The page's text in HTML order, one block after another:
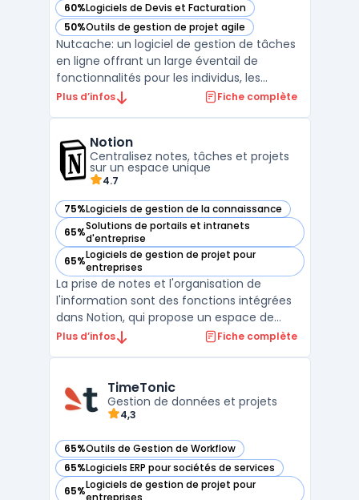
60%Logiciels de Devis et Facturation
— voir Nutcache dans cette catégorie
50%Outils de gestion de projet agile
— voir Nutcache dans cette catégorie
Nutcache: un logiciel de gestion de tâches
en ligne offrant un large éventail de
fonctionnalités pour les individus, les
équipes et les entreprises de toutes tailles.
pour la gestion des projets, la collaboration,
la ...
Plus d’infos Fiche complète
Notion
Centralisez notes, tâches et projets
sur un espace unique
4.7
75%Logiciels de gestion de la connaissance
— voir Notion dans cette catégorie
65%Solutions de portails et intranets
d'entreprise
— voir Notion dans cette catégorie
65%Logiciels de gestion de projet pour
entreprises
— voir Notion dans cette catégorie
La prise de notes et l'organisation de
l'information sont des fonctions intégrées
dans Notion, qui propose un espace de
travail collaboratif pour des équipes de
documents et des projets dans une seule
interface. La pla ...
Plus d’infos Fiche complète
TimeTonic
Gestion de données et projets
4,3
65%Outils de Gestion de Workflow
— voir TimeTonic dans cette catégorie
65%Logiciels ERP pour sociétés de services
— voir TimeTonic dans cette catégorie
65%Logiciels de gestion de projet pour
entreprises
— voir TimeTonic dans cette catégorie